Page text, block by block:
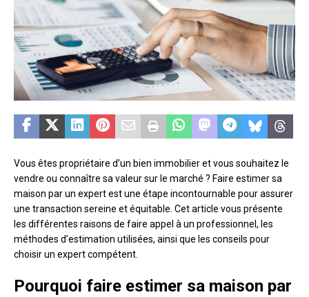
Vous êtes propriétaire d’un bien immobilier et vous souhaitez le
vendre ou connaître sa valeur sur le marché ? Faire estimer sa
maison par un expert est une étape incontournable pour assurer
une transaction sereine et équitable. Cet article vous présente
les différentes raisons de faire appel à un professionnel, les
méthodes d’estimation utilisées, ainsi que les conseils pour
choisir un expert compétent.
Pourquoi faire estimer sa maison par